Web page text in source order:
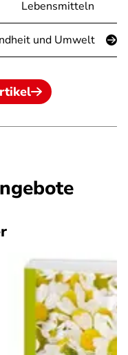
Lebensmitteln
und Umwelt